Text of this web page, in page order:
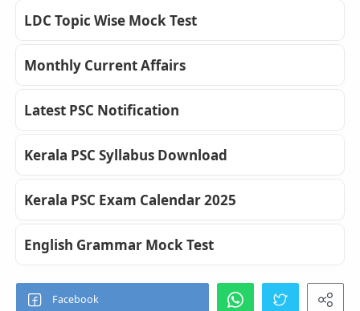
LDC Topic Wise Mock Test
Monthly Current Affairs
Latest PSC Notification
Kerala PSC Syllabus Download
Kerala PSC Exam Calendar 2025
English Grammar Mock Test